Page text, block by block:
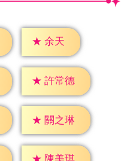
★ 余天
★ 許常德
★ 關之琳